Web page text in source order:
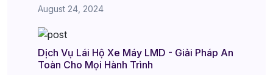
August 24, 2024
Dịch Vụ Lái Hộ Xe Máy LMD - Giải Pháp An
Toàn Cho Mọi Hành Trình